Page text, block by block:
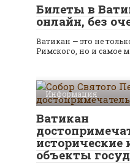
Билеты в
онлайн, без
Ватикан — это не
Римского, но и самое
Информация
Ватикан
объекты